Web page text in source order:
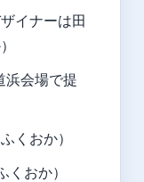
イナーは田
浜会場で提
くおか）
おか）